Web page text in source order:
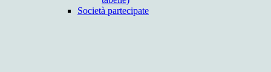
Società partecipate